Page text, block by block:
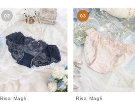
Risa Magli
Risa Magli